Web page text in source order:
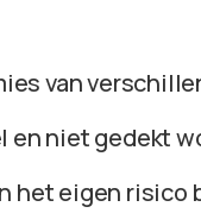
van
en niet gedekt
het eigen risico